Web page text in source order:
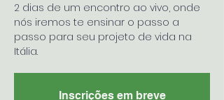
2 dias de um encontro ao vivo, onde
nós iremos te ensinar o passo a
passo para seu projeto de vida na
Itália.
Inscrições em breve